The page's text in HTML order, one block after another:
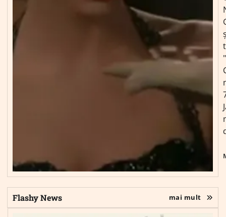
Flashy News mai mult